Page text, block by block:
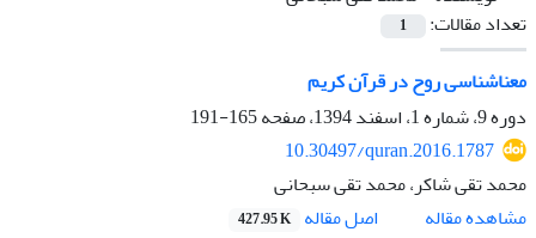
تعداد مقالات:
1
معناشناسی روح در قرآن کریم
دوره 9، شماره 1، اسفند 1394، صفحه
165-191
10.30497/quran.2016.1787
محمد تقی شاکر، محمد تقی سبحانی
مشاهده مقاله
اصل مقاله 427.95 K